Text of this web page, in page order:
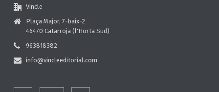
Vincle
Plaça Major, 7-baix-2
46470 Catarroja (l'Horta Sud)
963818382
info@vincleeditorial.com